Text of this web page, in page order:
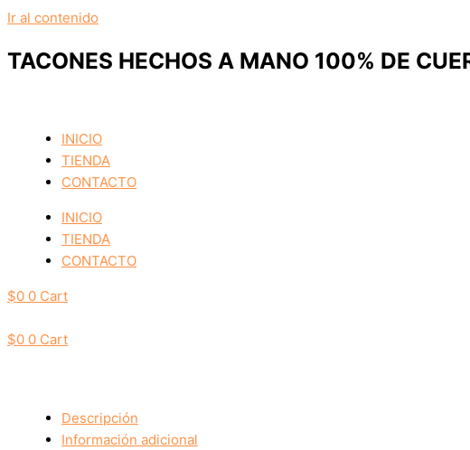
Ir al contenido
TACONES HECHOS A MANO 100% DE
INICIO
TIENDA
CONTACTO
INICIO
TIENDA
CONTACTO
$0 0 Cart
$0 0 Cart
Descripción
Información adicional